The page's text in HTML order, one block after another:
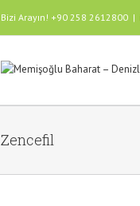
Bizi Arayın! +90 258 2612800 |
Zencefil